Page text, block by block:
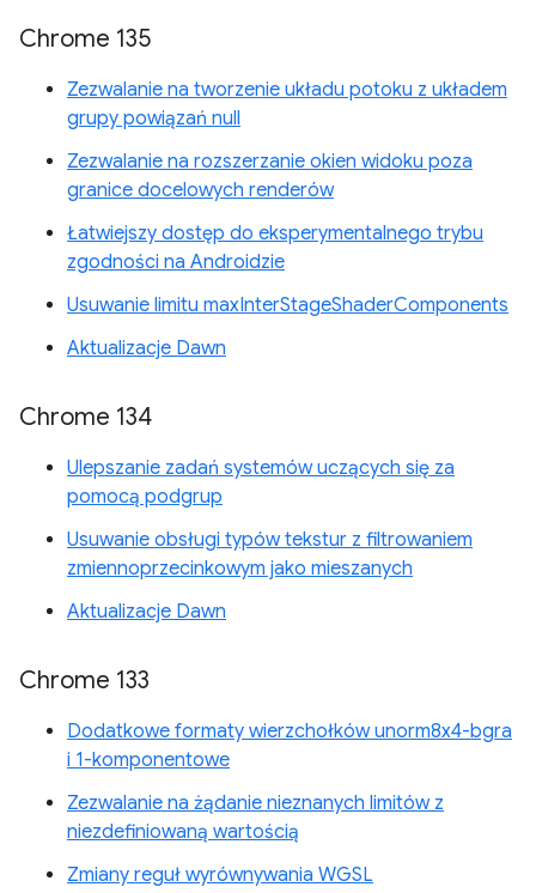
Chrome 135
Zezwalanie na tworzenie układu potoku z układem
grupy powiązań null
Zezwalanie na rozszerzanie okien widoku poza
granice docelowych renderów
Łatwiejszy dostęp do eksperymentalnego trybu
zgodności na Androidzie
Usuwanie limitu maxInterStageShaderComponents
Aktualizacje Dawn
Chrome 134
Ulepszanie zadań systemów uczących się za
pomocą podgrup
Usuwanie obsługi typów tekstur z filtrowaniem
zmiennoprzecinkowym jako mieszanych
Aktualizacje Dawn
Chrome 133
Dodatkowe formaty wierzchołków unorm8x4-bgra
i 1-komponentowe
Zezwalanie na żądanie nieznanych limitów z
niezdefiniowaną wartością
Zmiany reguł wyrównywania WGSL